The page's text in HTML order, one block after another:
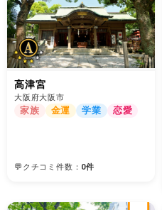
高津宮
大阪府大阪市
家族 金運 学業 恋愛
💬クチコミ件数： 0件